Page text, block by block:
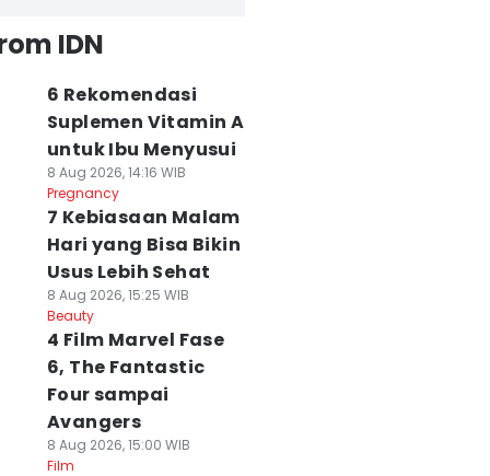
IDN
6 Rekomendasi
Suplemen Vitamin A
untuk Ibu Menyusui
8 Aug 2026, 14:16 WIB
Pregnancy
7 Kebiasaan Malam
Hari yang Bisa Bikin
Usus Lebih Sehat
8 Aug 2026, 15:25 WIB
Beauty
4 Film Marvel Fase
6, The Fantastic
Four sampai
Avangers
8 Aug 2026, 15:00 WIB
Film